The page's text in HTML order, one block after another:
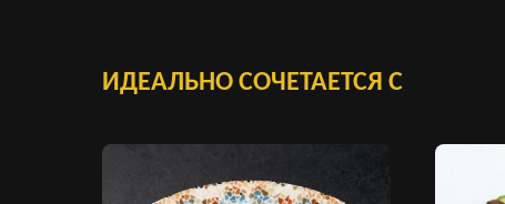
ИДЕАЛЬНО СОЧЕТАЕТСЯ С